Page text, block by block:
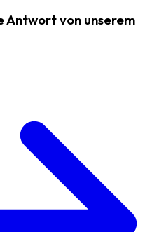
Antwort von unserem